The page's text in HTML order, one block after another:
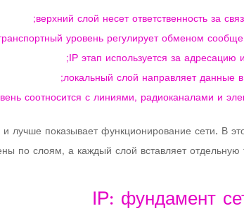
верхний слой несет ответственность за
уровень регулирует обменом
IP этап используется за адресацию
локальный слой направляет данные
соотносится с линиями, радиоканалами и
показывает функционирование сети. В
по слоям, а каждый слой вставляет
IP: фундамент